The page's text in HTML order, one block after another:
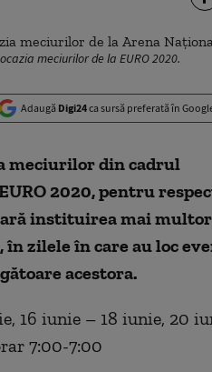
meciurilor de la EURO 2020.
Adaugă Digi24ca sursă preferată în
meciurilor din cadrul
2020, pentru
instituirea mai
zilele în care au loc
acestora.
16 iunie – 18 iunie, 20
7:00-7:00